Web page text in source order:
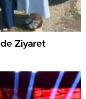
Ziyaret